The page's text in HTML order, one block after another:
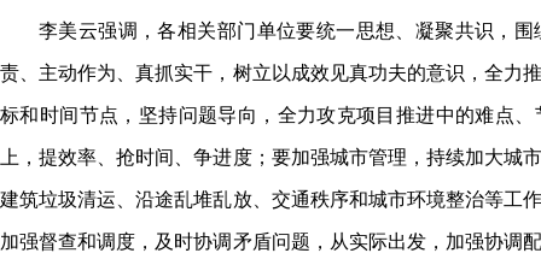
李美云强调 ，各相关部门单位要统一思想、凝聚共识，围
责、主动作为、真抓实干 ， 树立以成效见真功夫的意识，全力
标和时间节点 ， 坚持问题导向，全力攻克项目推进中的难点、
上 ，提效率、抢时间、争进度；要加强城市管理 ， 持续加大城
建筑垃圾清运、沿途乱堆乱放、交通秩序和城市环境整治等工
加强督查和调度，及时协调矛盾问题 ， 从实际出发，加强协调